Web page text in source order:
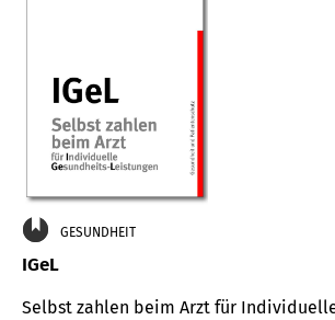
GESUNDHEIT
IGeL
Selbst zahlen beim Arzt für